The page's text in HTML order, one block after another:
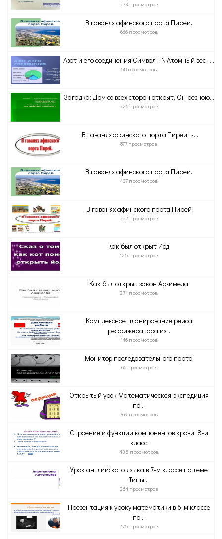
573 просмотров
В гаванях афинского порта Пирей.
666 просмотров
Азот и его соединения Символ - N Атомный вес -...
58 просмотров
Загадка: Дом со всех сторон открыт, Он резною...
526 просмотров
"В гаванях афинского порта Пирей" -...
877 просмотров
В гаванях афинского порта Пирей.
437 просмотров
В гаванях афинского порта Пирей
582 просмотров
Как был открыт Йод
125 просмотров
Как был открыт закон Архимеда
271 просмотров
Комплексное планирование рейса
рефрижератора из...
116 просмотров
Монитор последовательного порта
66 просмотров
Открытый урок Математическая экспедиция
по...
769 просмотров
Строение и функции компонентов крови. 8-й
класс
435 просмотров
Урок английского языка в 7-м классе по теме
Типы...
264 просмотров
Презентация к уроку математики в 6-м классе
по...
275 просмотров